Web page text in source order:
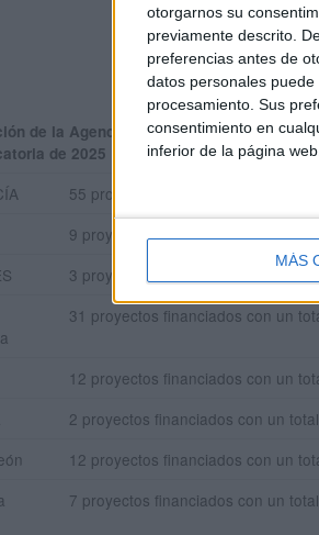
otorgarnos su
previamente descrito.
preferencias antes de
datos personales
procesamiento. Sus
consentimiento en
inferior de la página
MÁS
de la Agencia Estatal de Investigación
de 2025
55 proyectos financiados con un
9 proyectos financiados con un
3 proyectos financiados con un total
31 proyectos financiados con un
12 proyectos financiados con un
2 proyectos financiados con un
12 proyectos financiados con un
7 proyectos financiados con un